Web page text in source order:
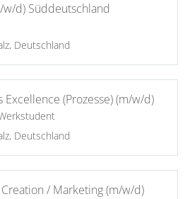
d) Süddeutschland
Deutschland
(Prozesse) (m/w/d)
Deutschland
/ Marketing (m/w/d)